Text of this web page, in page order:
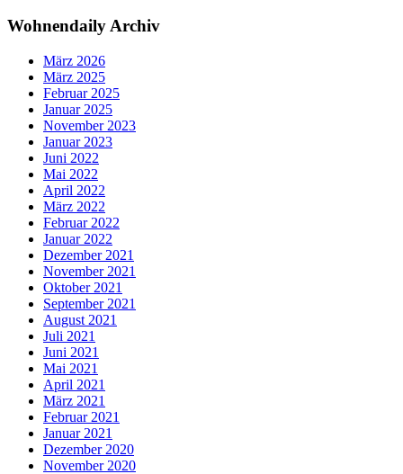
Wohnendaily Archiv
März 2026
März 2025
Februar 2025
Januar 2025
November 2023
Januar 2023
Juni 2022
Mai 2022
April 2022
März 2022
Februar 2022
Januar 2022
Dezember 2021
November 2021
Oktober 2021
September 2021
August 2021
Juli 2021
Juni 2021
Mai 2021
April 2021
März 2021
Februar 2021
Januar 2021
Dezember 2020
November 2020